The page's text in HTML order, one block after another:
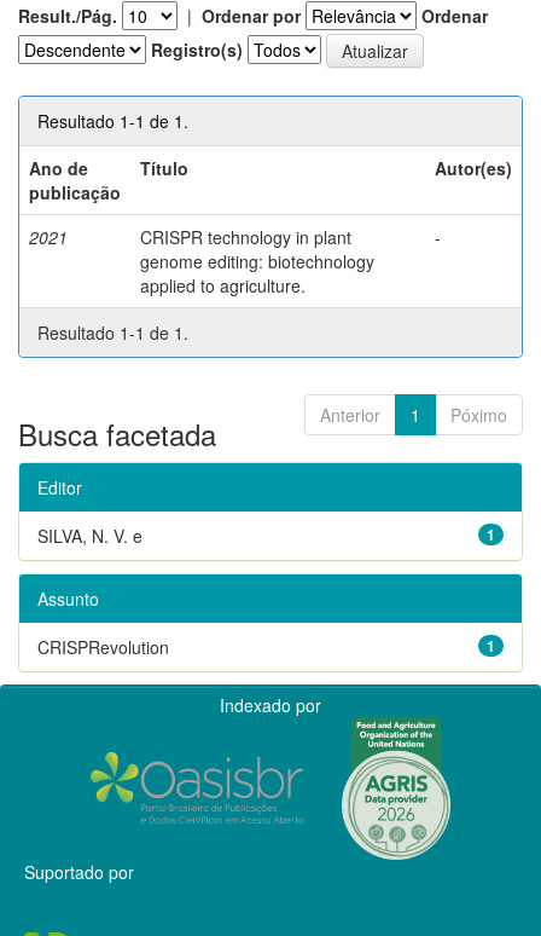
Result./Pág. | Ordenar por
Ordenar
Registro(s)
Resultado 1-1 de 1.
Ano de
publicação
Título Autor(es)
2021
CRISPR technology in plant
genome editing: biotechnology
applied to agriculture.
-
Resultado 1-1 de 1.
Anterior 1 Póximo
Busca facetada
Editor
1
SILVA, N. V. e
Assunto
1
CRISPRevolution
Indexado por
Suportado por